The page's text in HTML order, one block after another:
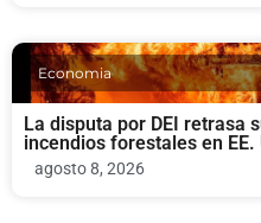
Economia
La disputa por DEI retrasa
incendios forestales en EE.
agosto 8, 2026